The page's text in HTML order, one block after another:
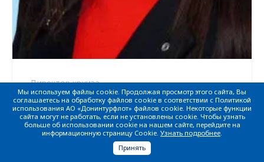
Директор круиза
Ивченко Оксана Сергеевна
Мы используем файлы cookie. Продолжая просмотр этого сайта, Вы
соглашаетесь на обработку файлов cookie в соответствии с Политикой
использования АО «Донинтурфлот» файлов cookie. Некоторые функции
сайта могут не работать, если не установлены cookie. Чтобы узнать
больше об использовании cookie на нашем сайте, перейдите на
информационную страницу Cookie. Узнать подробнее.
Принять